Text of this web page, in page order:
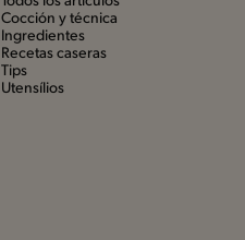
Cocción y técnica
Ingredientes
Recetas caseras
Tips
Utensílios